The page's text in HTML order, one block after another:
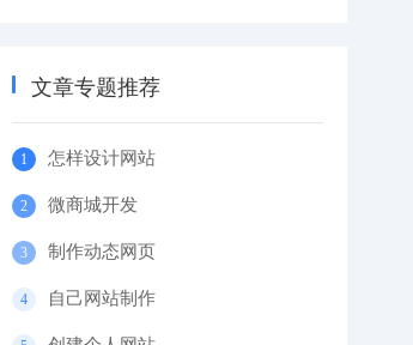
文章专题推荐
怎样设计网站
微商城开发
制作动态网页
自己网站制作